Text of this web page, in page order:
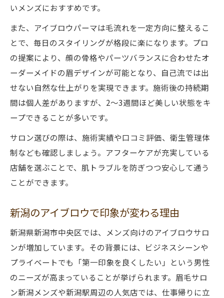
いメンズにおすすめです。
また、アイブロウパーマは毛流れを一定方向に整えるこ
とで、毎日のスタイリングが格段に楽になります。プロ
の提案により、顔の骨格やパーツバランスに合わせたオ
ーダーメイドの眉デザインが可能となり、自己流では出
せない自然な仕上がりを実現できます。施術後の持続期
間は個人差がありますが、2～3週間ほど美しい状態をキ
ープできることが多いです。
サロン選びの際は、施術実績や口コミ評価、衛生管理体
制なども確認しましょう。アフターケアが充実している
店舗を選ぶことで、肌トラブルを防ぎつつ安心して通う
ことができます。
新潟のアイブロウで印象が変わる理由
新潟県新潟市中央区では、メンズ向けのアイブロウサロ
ンが増加しています。その背景には、ビジネスシーンや
プライベートでも「第一印象を良くしたい」という男性
のニーズが高まっていることが挙げられます。眉毛サロ
ン新潟メンズや新潟駅周辺の人気店では、仕事帰りに立